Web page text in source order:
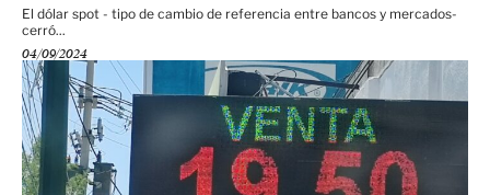
El dólar spot - tipo de cambio de referencia entre bancos y mercados-
cerró...
04/09/2024